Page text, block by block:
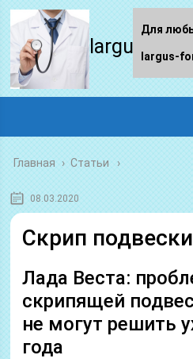
largus-
Главная › Статьи
08.03.2020
Скрип
Лада Веста:
скрипящей
не могут решить
года
Для
largus-